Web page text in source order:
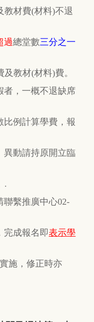
教材費(材料)不退
過總堂數三分之一
教材(材料)費。
者，一概不退缺席
比例計算學費，報
異動請持原開立臨
.
聯繫推廣中心02-
完成報名即表示學
施，修正時亦